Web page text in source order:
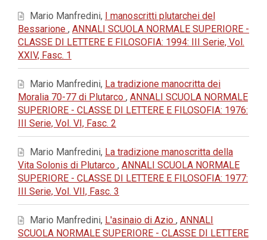
Mario Manfredini, I manoscritti plutarchei del
Bessarione , ANNALI SCUOLA NORMALE SUPERIORE -
CLASSE DI LETTERE E FILOSOFIA: 1994: III Serie, Vol.
XXIV, Fasc. 1
Mario Manfredini, La tradizione manocritta dei
Moralia 70-77 di Plutarco , ANNALI SCUOLA NORMALE
SUPERIORE - CLASSE DI LETTERE E FILOSOFIA: 1976:
III Serie, Vol. VI, Fasc. 2
Mario Manfredini, La tradizione manoscritta della
Vita Solonis di Plutarco , ANNALI SCUOLA NORMALE
SUPERIORE - CLASSE DI LETTERE E FILOSOFIA: 1977:
III Serie, Vol. VII, Fasc. 3
Mario Manfredini, L'asinaio di Azio , ANNALI
SCUOLA NORMALE SUPERIORE - CLASSE DI LETTERE